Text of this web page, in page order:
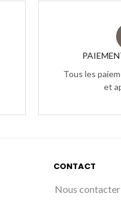
Tous les
et
CONTACT
Nous contacter